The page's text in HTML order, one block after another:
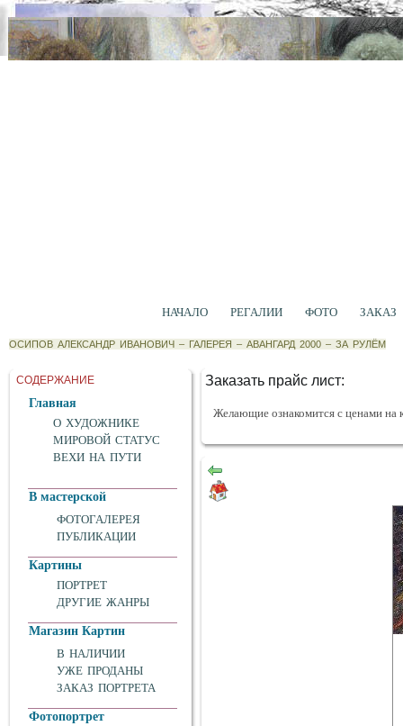
НАЧАЛО РЕГАЛИИ ФОТО ЗАКАЗ
ОСИПОВ АЛЕКСАНДР ИВАНОВИЧ – ГАЛЕРЕЯ – АВАНГАРД 2000 – ЗА РУЛЁМ
СОДЕРЖАНИЕ
Главная
О ХУДОЖНИКЕ
МИРОВОЙ СТАТУС
ВЕХИ НА ПУТИ
В мастерской
ФОТОГАЛЕРЕЯ
ПУБЛИКАЦИИ
Картины
ПОРТРЕТ
ДРУГИЕ ЖАНРЫ
Магазин Картин
В НАЛИЧИИ
УЖЕ ПРОДАНЫ
ЗАКАЗ ПОРТРЕТА
Фотопортрет
Заказать прайс лист:
Желающие ознакомится с ценами на